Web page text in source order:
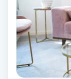
Spraytan
Stylist
Sugaring